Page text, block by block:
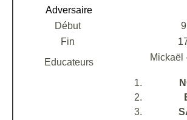
Adversaire
Début
Fin
Educateurs
Mickaël